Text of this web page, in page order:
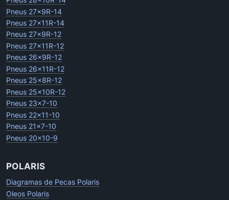
Pneus 27x9R-14
Pneus 27x11R-14
Pneus 27x9R-12
Pneus 27x11R-12
Pneus 26x9R-12
Pneus 26x11R-12
Pneus 25x8R-12
Pneus 25x10R-12
Pneus 23x7-10
Pneus 22x11-10
Pneus 21x7-10
Pneus 20x10-9
POLARIS
Diagramas de Pecas Polaris
Oleos Polaris